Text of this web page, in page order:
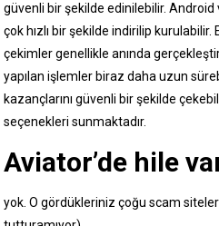
güvenli bir şekilde edinilebilir. Android
çok hızlı bir şekilde indirilip
çekimler genellikle anında
yapılan işlemler biraz daha uzun
kazançlarını güvenli bir şekilde
seçenekleri sunmaktadır.
Aviator’de hile
yok. O gördükleriniz çoğu scam